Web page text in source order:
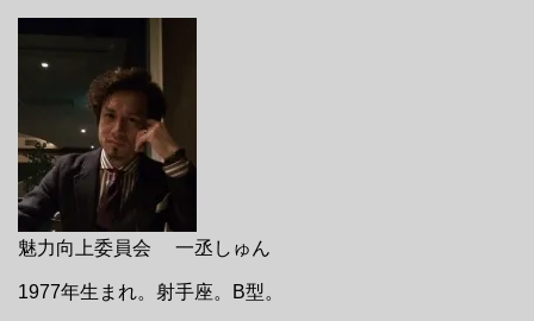
魅力向上委員会 一丞しゅん
1977年生まれ。射手座。B型。